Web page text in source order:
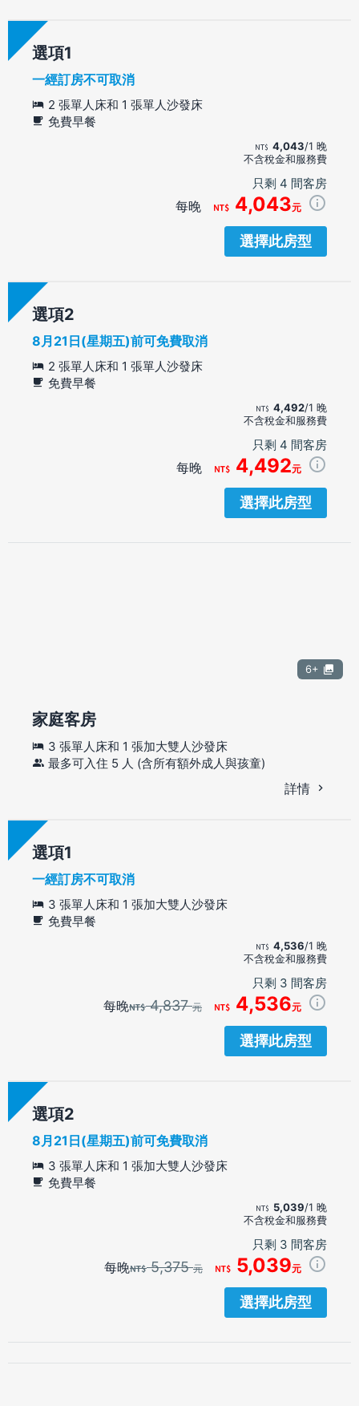
選項
一經訂房不可取消
2 張單人床和 1 張單人沙發床
免費早餐
4,043/1 晚
不含稅金和服務費
只剩 4 間客房
每晚 4,043元
選擇此房型
選項
8月21日(星期五)前可免費取消
2 張單人床和 1 張單人沙發床
免費早餐
4,492/1 晚
不含稅金和服務費
只剩 4 間客房
每晚 4,492元
選擇此房型
6+
家庭客房
3 張單人床和 1 張加大雙人沙發床
最多可入住 5 人 (含所有額外成人與孩童)
詳情
選項
一經訂房不可取消
3 張單人床和 1 張加大雙人沙發床
免費早餐
4,536/1 晚
不含稅金和服務費
只剩 3 間客房
每晚 4,837元 4,536元
選擇此房型
選項
8月21日(星期五)前可免費取消
3 張單人床和 1 張加大雙人沙發床
免費早餐
5,039/1 晚
不含稅金和服務費
只剩 3 間客房
每晚 5,375元 5,039元
選擇此房型